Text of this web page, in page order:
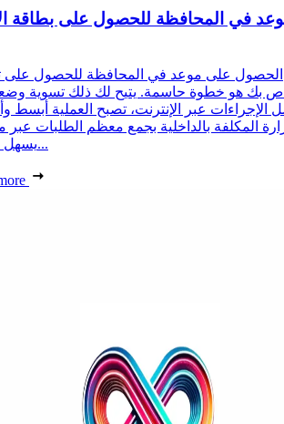
في المحافظة للحصول على بطاقة
الحصول على موعد في المحافظة للحصول على
بك هو خطوة حاسمة. يتيح لك ذلك تسوية
الإجراءات عبر الإنترنت، تصبح العملية أبسط
المكلفة بالداخلية بجمع معظم الطلبات
يسهل ذلك الوصول إ...